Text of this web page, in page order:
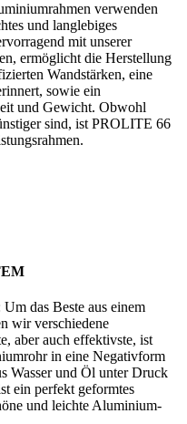
verwenden
und langlebiges
mit unserer
ermöglicht die Herstellung
Wandstärken, eine
sowie ein
und Gewicht. Obwohl
sind, ist PROLITE 66
das Beste aus einem
wir verschiedene
aber auch effektivste, ist
in eine Negativform
Wasser und Öl unter Druck
ein perfekt geformtes
und leichte Aluminium-